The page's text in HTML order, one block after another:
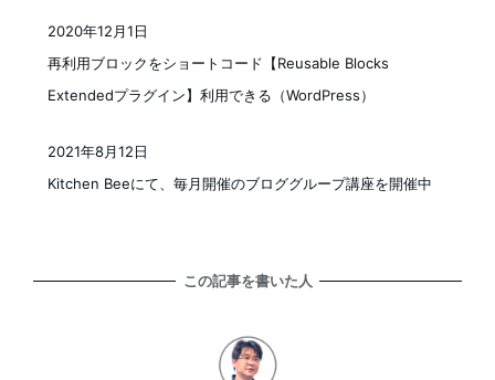
再利用ブロックをショートコード【Reusable Blocks
Extendedプラグイン】利用できる（WordPress）
2020年12月1日
Kitchen Beeにて、毎月開催のブロググループ講座を開催中
2021年8月12日
この記事を書いた人